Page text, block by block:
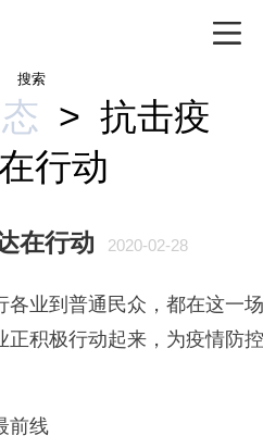
搜索
> 抗击疫
行动
在行动 2020-02-28
各业到普通民众，都在这一
正积极行动起来，为疫情防
前线